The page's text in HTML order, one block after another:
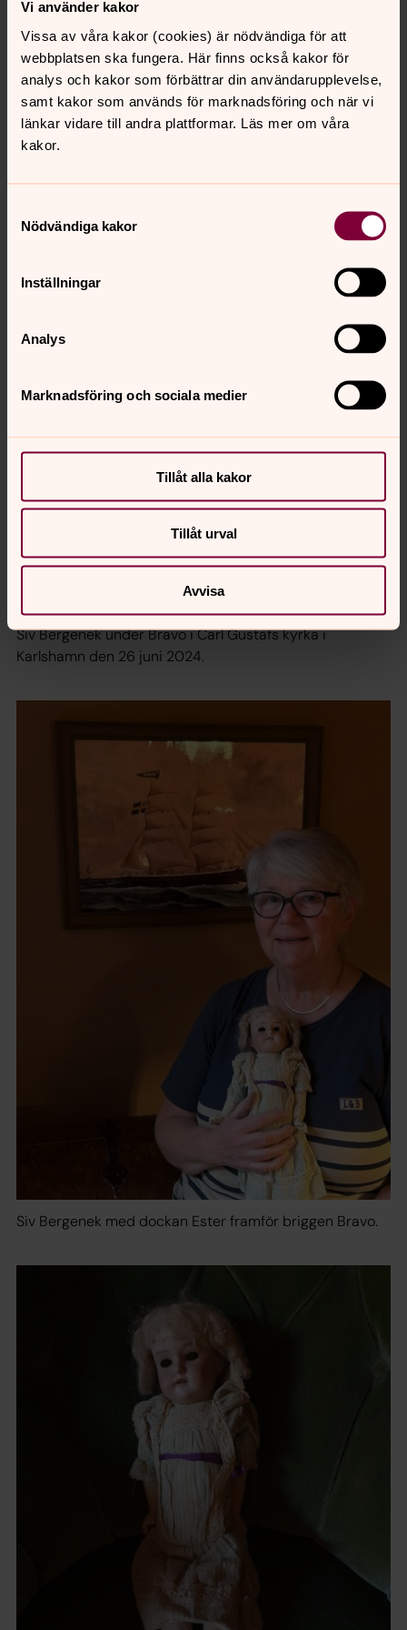
Vi använder kakor
Vissa av våra kakor (cookies) är nödvändiga för att
webbplatsen ska fungera. Här finns också kakor för
analys och kakor som förbättrar din användarupplevelse,
samt kakor som används för marknadsföring och när vi
länkar vidare till andra plattformar. Läs mer om våra
kakor.
Nödvändiga kakor
Inställningar
Analys
Marknadsföring och sociala medier
Tillåt alla kakor
Tillåt urval
Avvisa
vare deras val av Bravo, fick vår familj efter många års
sökande äntligen svar på mammas fråga.
Mvh // Siv Bergenek
Siv Bergenek under Bravo i Carl Gustafs kyrka i
Karlshamn den 26 juni 2024.
Siv Bergenek med dockan Ester framför briggen Bravo.